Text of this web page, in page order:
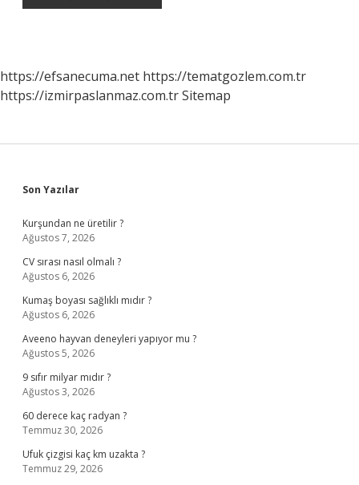
https://efsanecuma.net https://tematgozlem.com.tr
https://izmirpaslanmaz.com.trSitemap
Sidebar
Son Yazılar
Kurşundan ne üretilir ?
Ağustos 7, 2026
CV sırası nasıl olmalı ?
Ağustos 6, 2026
Kumaş boyası sağlıklı mıdır ?
Ağustos 6, 2026
Aveeno hayvan deneyleri yapıyor mu ?
Ağustos 5, 2026
9 sıfır milyar mıdır ?
Ağustos 3, 2026
60 derece kaç radyan ?
Temmuz 30, 2026
Ufuk çizgisi kaç km uzakta ?
Temmuz 29, 2026